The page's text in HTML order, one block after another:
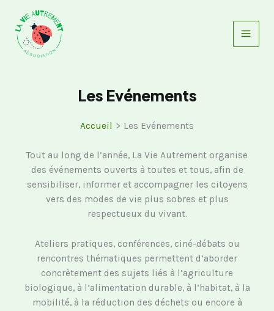
contenu
Les Evénements
Accueil Les Evénements
Tout au long de l’année, La Vie Autrement organise
des événements ouverts à toutes et tous, afin de
sensibiliser, informer et accompagner les citoyens
vers des modes de vie plus sobres et plus
respectueux du vivant.
Ateliers pratiques, conférences, ciné-débats ou
rencontres thématiques permettent d’aborder
concrètement des sujets liés à l’agriculture
biologique, à l’alimentation durable, à l’habitat, à la
mobilité, à la réduction des déchets ou encore à